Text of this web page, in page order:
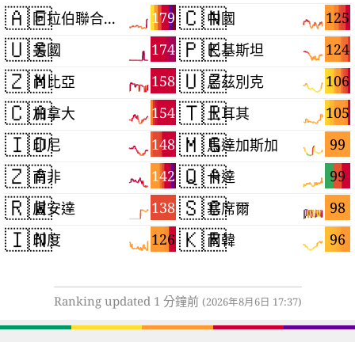
🇦🇪 179
阿拉伯聯合大公國
🇺🇸 174
美國
🇿🇲 158
尚比亞
🇨🇦 154
加拿大
🇮🇩 148
印尼
🇿🇦 142
南非
🇷🇼 138
盧安達
🇮🇳 126
印度
🇨🇳 125
中國
🇵🇰 124
巴基斯坦
🇺🇿 106
烏茲別克
🇹🇷 105
土耳其
🇲🇬 99
馬達加斯加
🇶🇦 99
卡達
🇸🇨 98
塞席爾
🇰🇷 96
南韓
Ranking updated 1 分鐘前 (2026年8月6日 17:37)